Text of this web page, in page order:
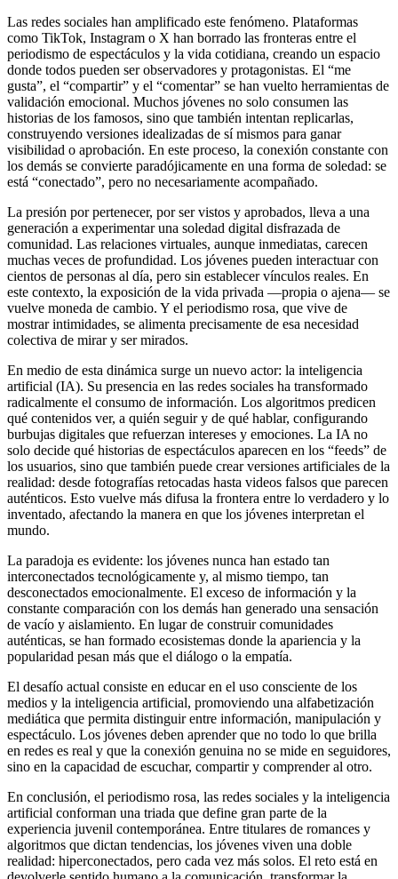
Las redes sociales han amplificado este fenómeno. Plataformas
como TikTok, Instagram o X han borrado las fronteras entre el
periodismo de espectáculos y la vida cotidiana, creando un espacio
donde todos pueden ser observadores y protagonistas. El “me
gusta”, el “compartir” y el “comentar” se han vuelto herramientas de
validación emocional. Muchos jóvenes no solo consumen las
historias de los famosos, sino que también intentan replicarlas,
construyendo versiones idealizadas de sí mismos para ganar
visibilidad o aprobación. En este proceso, la conexión constante con
los demás se convierte paradójicamente en una forma de soledad: se
está “conectado”, pero no necesariamente acompañado.
La presión por pertenecer, por ser vistos y aprobados, lleva a una
generación a experimentar una soledad digital disfrazada de
comunidad. Las relaciones virtuales, aunque inmediatas, carecen
muchas veces de profundidad. Los jóvenes pueden interactuar con
cientos de personas al día, pero sin establecer vínculos reales. En
este contexto, la exposición de la vida privada —propia o ajena— se
vuelve moneda de cambio. Y el periodismo rosa, que vive de
mostrar intimidades, se alimenta precisamente de esa necesidad
colectiva de mirar y ser mirados.
En medio de esta dinámica surge un nuevo actor: la inteligencia
artificial (IA). Su presencia en las redes sociales ha transformado
radicalmente el consumo de información. Los algoritmos predicen
qué contenidos ver, a quién seguir y de qué hablar, configurando
burbujas digitales que refuerzan intereses y emociones. La IA no
solo decide qué historias de espectáculos aparecen en los “feeds” de
los usuarios, sino que también puede crear versiones artificiales de la
realidad: desde fotografías retocadas hasta videos falsos que parecen
auténticos. Esto vuelve más difusa la frontera entre lo verdadero y lo
inventado, afectando la manera en que los jóvenes interpretan el
mundo.
La paradoja es evidente: los jóvenes nunca han estado tan
interconectados tecnológicamente y, al mismo tiempo, tan
desconectados emocionalmente. El exceso de información y la
constante comparación con los demás han generado una sensación
de vacío y aislamiento. En lugar de construir comunidades
auténticas, se han formado ecosistemas donde la apariencia y la
popularidad pesan más que el diálogo o la empatía.
El desafío actual consiste en educar en el uso consciente de los
medios y la inteligencia artificial, promoviendo una alfabetización
mediática que permita distinguir entre información, manipulación y
espectáculo. Los jóvenes deben aprender que no todo lo que brilla
en redes es real y que la conexión genuina no se mide en seguidores,
sino en la capacidad de escuchar, compartir y comprender al otro.
En conclusión, el periodismo rosa, las redes sociales y la inteligencia
artificial conforman una triada que define gran parte de la
experiencia juvenil contemporánea. Entre titulares de romances y
algoritmos que dictan tendencias, los jóvenes viven una doble
realidad: hiperconectados, pero cada vez más solos. El reto está en